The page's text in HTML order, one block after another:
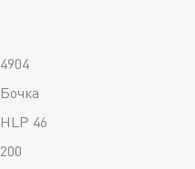
4904
Бочка
HLP 46
200